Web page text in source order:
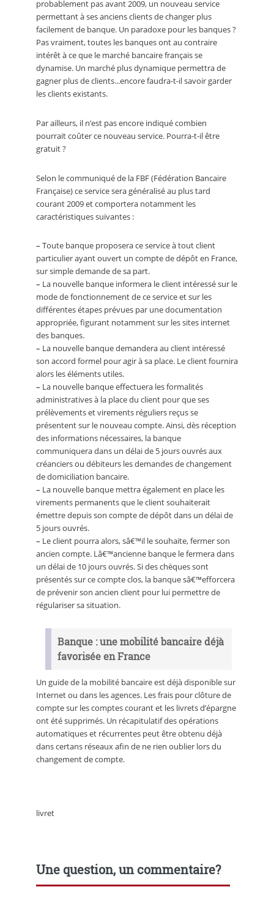
probablement pas avant 2009, un nouveau service
permettant à ses anciens clients de changer plus
facilement de banque. Un paradoxe pour les banques ?
Pas vraiment, toutes les banques ont au contraire
intérêt à ce que le marché bancaire français se
dynamise. Un marché plus dynamique permettra de
gagner plus de clients...encore faudra-t-il savoir garder
les clients existants.
Par ailleurs, il n’est pas encore indiqué combien
pourrait coûter ce nouveau service. Pourra-t-il être
gratuit ?
Selon le communiqué de la FBF (Fédération Bancaire
Française) ce service sera généralisé au plus tard
courant 2009 et comportera notamment les
caractéristiques suivantes :
– Toute banque proposera ce service à tout client
particulier ayant ouvert un compte de dépôt en France,
sur simple demande de sa part.
– La nouvelle banque informera le client intéressé sur le
mode de fonctionnement de ce service et sur les
différentes étapes prévues par une documentation
appropriée, figurant notamment sur les sites internet
des banques.
– La nouvelle banque demandera au client intéressé
son accord formel pour agir à sa place. Le client fournira
alors les éléments utiles.
– La nouvelle banque effectuera les formalités
administratives à la place du client pour que ses
prélèvements et virements réguliers reçus se
présentent sur le nouveau compte. Ainsi, dès réception
des informations nécessaires, la banque
communiquera dans un délai de 5 jours ouvrés aux
créanciers ou débiteurs les demandes de changement
de domiciliation bancaire.
– La nouvelle banque mettra également en place les
virements permanents que le client souhaiterait
émettre depuis son compte de dépôt dans un délai de
5 jours ouvrés.
– Le client pourra alors, sâ€™il le souhaite, fermer son
ancien compte. Lâ€™ancienne banque le fermera dans
un délai de 10 jours ouvrés. Si des chèques sont
présentés sur ce compte clos, la banque sâ€™efforcera
de prévenir son ancien client pour lui permettre de
régulariser sa situation.
Banque : une mobilité bancaire déjà
favorisée en France
Un guide de la mobilité bancaire est déjà disponible sur
Internet ou dans les agences. Les frais pour clôture de
compte sur les comptes courant et les livrets d’épargne
ont été supprimés. Un récapitulatif des opérations
automatiques et récurrentes peut être obtenu déjà
dans certans réseaux afin de ne rien oublier lors du
changement de compte.
livret
Une question, un commentaire?